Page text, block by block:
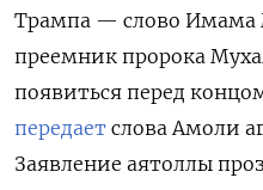
Трампа — слово Имама
преемник пророка
появиться перед
передает слова Амоли
Заявление аятоллы